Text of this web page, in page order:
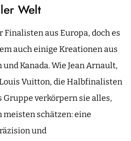
Welt
aus Europa, doch es
auch einige Kreationen aus
Kanada. Wie Jean Arnault,
Vuitton, die Halbfinalisten
Gruppe verkörpern sie alles,
schätzen: eine
und